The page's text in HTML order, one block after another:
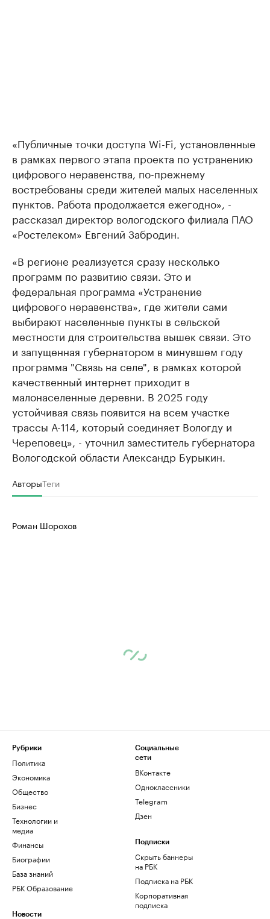
«Публичные точки доступа Wi-Fi, установленные
в рамках первого этапа проекта по устранению
цифрового неравенства, по-прежнему
востребованы среди жителей малых населенных
пунктов. Работа продолжается ежегодно», -
рассказал директор вологодского филиала ПАО
«Ростелеком» Евгений Забродин.
«В регионе реализуется сразу несколько
программ по развитию связи. Это и
федеральная программа «Устранение
цифрового неравенства», где жители сами
выбирают населенные пункты в сельской
местности для строительства вышек связи. Это
и запущенная губернатором в минувшем году
программа "Связь на селе", в рамках которой
качественный интернет приходит в
малонаселенные деревни. В 2025 году
устойчивая связь появится на всем участке
трассы А-114, который соединяет Вологду и
Череповец», - уточнил заместитель губернатора
Вологодской области Александр Бурыкин.
АвторыТеги
Роман Шорохов
Рубрики
Политика
Экономика
Общество
Бизнес
Технологии и
медиа
Финансы
Биографии
База знаний
РБК Образование
Новости
Социальные
сети
ВКонтакте
Одноклассники
Telegram
Дзен
Подписки
Скрыть баннеры
на РБК
Подписка на РБК
Корпоративная
подписка